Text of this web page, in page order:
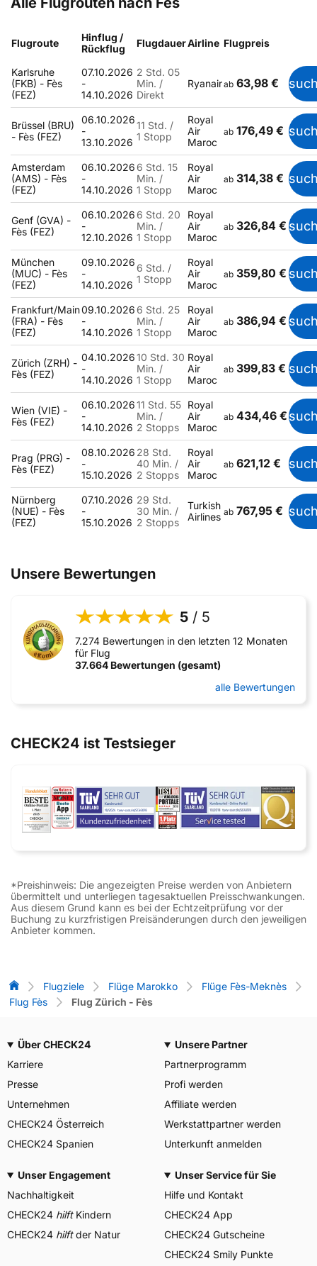
Flugroute
Hinflug /
Rückflug
FlugdauerAirline Flugpreis
Karlsruhe
(FKB) - Fès
(FEZ)
07.10.2026
-
14.10.2026
2 Std. 05
Min. /
Direkt
Ryanairab 63,98 €
Brüssel (BRU)
- Fès (FEZ)
06.10.2026
-
13.10.2026
11 Std. /
1 Stopp
Royal
Air
Maroc
ab 176,49 €
Amsterdam
(AMS) - Fès
(FEZ)
06.10.2026
-
14.10.2026
6 Std. 15
Min. /
1 Stopp
Royal
Air
Maroc
ab 314,38 €
Genf (GVA) -
Fès (FEZ)
06.10.2026
-
12.10.2026
6 Std. 20
Min. /
1 Stopp
Royal
Air
Maroc
ab 326,84 €
München
(MUC) - Fès
(FEZ)
09.10.2026
-
14.10.2026
6 Std. /
1 Stopp
Royal
Air
Maroc
ab 359,80 €
Frankfurt/Main
(FRA) - Fès
(FEZ)
09.10.2026
-
14.10.2026
6 Std. 25
Min. /
1 Stopp
Royal
Air
Maroc
ab 386,94 €
Zürich (ZRH) -
Fès (FEZ)
04.10.2026
-
14.10.2026
10 Std. 30
Min. /
1 Stopp
Royal
Air
Maroc
ab 399,83 €
Wien (VIE) -
Fès (FEZ)
06.10.2026
-
14.10.2026
11 Std. 55
Min. /
2 Stopps
Royal
Air
Maroc
ab 434,46 €
Prag (PRG) -
Fès (FEZ)
08.10.2026
-
15.10.2026
28 Std.
40 Min. /
2 Stopps
Royal
Air
Maroc
ab 621,12 €
Nürnberg
(NUE) - Fès
(FEZ)
07.10.2026
-
15.10.2026
29 Std.
30 Min. /
2 Stopps
Turkish
Airlines ab 767,95 €
Unsere Bewertungen
5 / 5
7.274 Bewertungen in den letzten 12 Monaten
für Flug
37.664 Bewertungen (gesamt)
alle Bewertungen
CHECK24 ist Testsieger
*Preishinweis: Die angezeigten Preise werden von Anbietern
übermittelt und unterliegen tagesaktuellen Preisschwankungen.
Aus diesem Grund kann es bei der Echtzeitprüfung vor der
Buchung zu kurzfristigen Preisänderungen durch den jeweiligen
Anbieter kommen.
Flug-Vergleich
Flugziele Flüge Marokko
Flüge Fès-Meknès
Flug Fès
Flug Zürich - Fès
Über CHECK24
Karriere
Presse
Unternehmen
CHECK24 Österreich
CHECK24 Spanien
Unsere Partner
Partnerprogramm
Profi werden
Affiliate werden
Werkstattpartner werden
Unterkunft anmelden
Unser Engagement
Nachhaltigkeit
CHECK24 hilftKindern
CHECK24 hilftder Natur
Unser Service für Sie
Hilfe und Kontakt
CHECK24 App
CHECK24 Gutscheine
CHECK24 Smily Punkte